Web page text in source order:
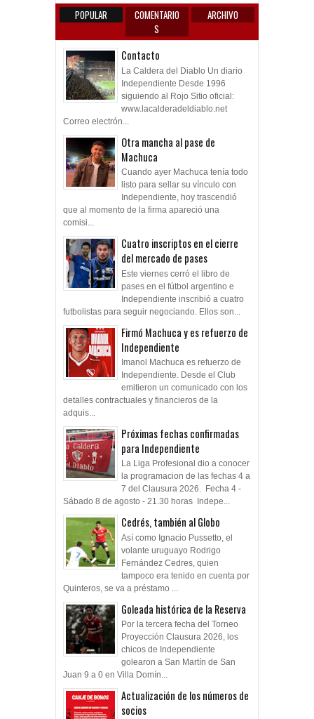
POPULAR
COMENTARIO
S
ARCHIVO
Contacto
La Caldera del Diablo Un diario
Independiente Desde 1996
siguiendo al Rojo Sitio oficial:
www.lacalderadeldiablo.net
Correo electrón...
Otra mancha al pase de
Machuca
Cuando ayer Machuca tenía todo
listo para sellar su vínculo con
Independiente, hoy trascendió
que al momento de la firma apareció una
comisi...
Cuatro inscriptos en el cierre
del mercado de pases
Este viernes cerró el libro de
pases en el fútbol argentino e
Independiente inscribió a cuatro
futbolistas para seguir negociando. Ellos son...
Firmó Machuca y es refuerzo de
Independiente
Imanol Machuca es refuerzo de
Independiente. Desde el Club
emitieron un comunicado con los
detalles contractuales y financieros de la
adquis...
Próximas fechas confirmadas
para Independiente
La Liga Profesional dio a conocer
la programacion de las fechas 4 a
7 del Clausura 2026. Fecha 4 -
Sábado 8 de agosto - 21.30 horas Indepe...
Cedrés, también al Globo
Así como Ignacio Pussetto, el
volante uruguayo Rodrigo
Fernández Cedres, quien
tampoco era tenido en cuenta por
Quinteros, se va a préstamo ...
Goleada histórica de la Reserva
Por la tercera fecha del Torneo
Proyección Clausura 2026, los
chicos de Independiente
golearon a San Martín de San
Juan 9 a 0 en Villa Domín...
Actualización de los números de
socios